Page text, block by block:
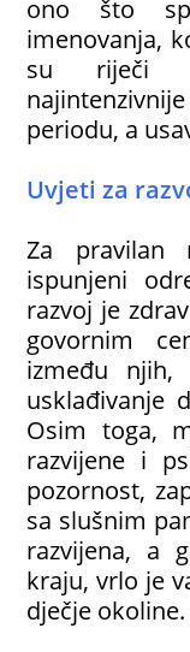
ono što
imenovanja,
su riječi
periodu, a
Uvjeti za
Za pravilan
ispunjeni
razvoj je
govornim
između
usklađivanje
Osim toga,
razvijene i
pozornost,
sa slušnim
razvijena, a
kraju, vrlo je
dječje okoline.